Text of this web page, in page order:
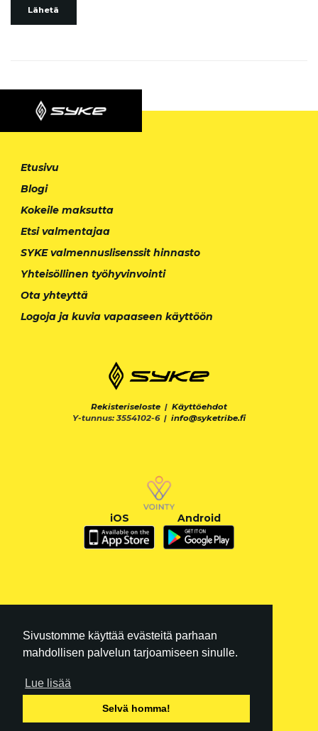
Sivustomme käyttää evästeitä parhaan
mahdollisen palvelun tarjoamiseen sinulle.
Lue lisää
Selvä homma!
Lähetä
Etusivu
Blogi
Kokeile maksutta
Etsi valmentajaa
SYKE valmennuslisenssit hinnasto
Yhteisöllinen työhyvinvointi
Ota yhteyttä
Logoja ja kuvia vapaaseen käyttöön
Rekisteriseloste | Käyttöehdot
Y-tunnus: 3554102-6 | info@syketribe.fi
iOS Android